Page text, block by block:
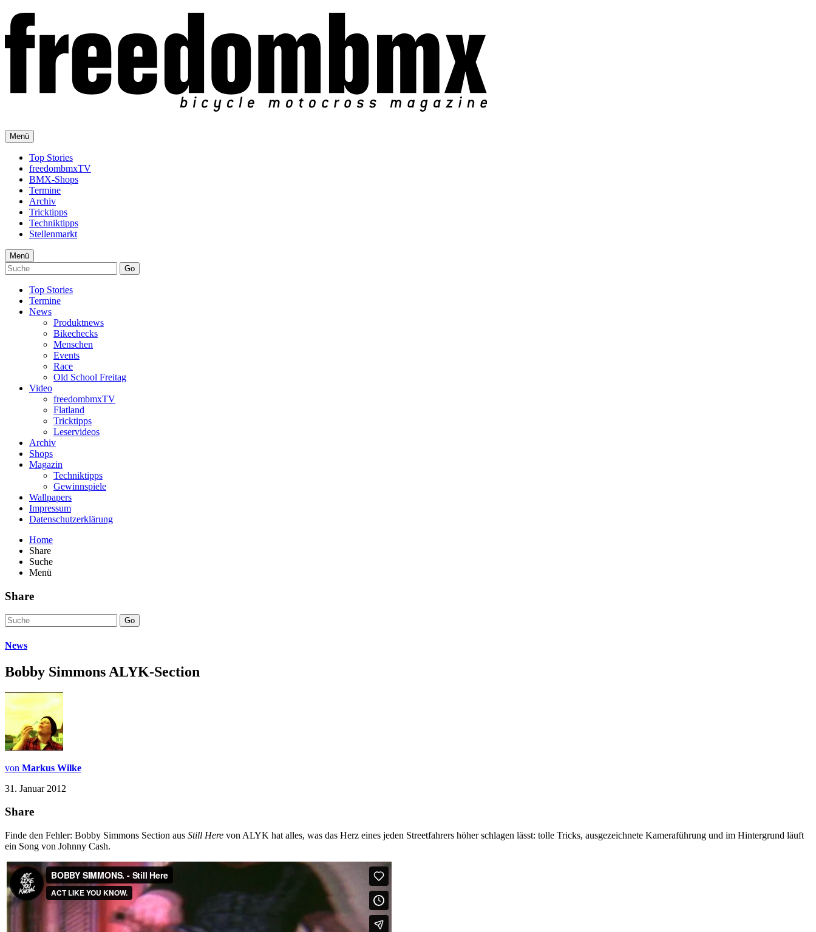
Menü
Top Stories
freedombmxTV
BMX-Shops
Termine
Archiv
Tricktipps
Techniktipps
Stellenmarkt
Menü
Go
Top Stories
Termine
News
Produktnews
Bikechecks
Menschen
Events
Race
Old School Freitag
Video
freedombmxTV
Flatland
Tricktipps
Leservideos
Archiv
Shops
Magazin
Techniktipps
Gewinnspiele
Wallpapers
Impressum
Datenschutzerklärung
Home
Share
Suche
Menü
Share
Go
News
Bobby Simmons ALYK-Section
von Markus Wilke
31. Januar 2012
Share
Finde den Fehler: Bobby Simmons Section aus Still Here von ALYK hat alles, was das Herz eines jeden Streetfahrers höher schlagen lässt: tolle Tricks, ausgezeichnete Kameraführung und im Hintergrund läuft
ein Song von Johnny Cash.